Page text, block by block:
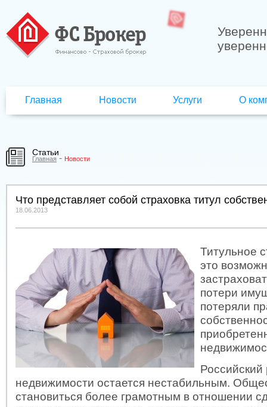
Главная Новости Услуги О
Статьи
Главная- Новости
Что представляет собой страховка титул
18.06.2013
Титульное
это
потери
потеряли
Российский
недвижимости остается нестабильным.
становиться более грамотным в отношении